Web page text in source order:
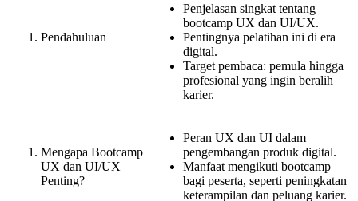
Pendahuluan
Penjelasan singkat tentang
bootcamp UX dan UI/UX.
Pentingnya pelatihan ini di era
digital.
Target pembaca: pemula hingga
profesional yang ingin beralih
karier.
Mengapa Bootcamp
UX dan UI/UX
Penting?
Peran UX dan UI dalam
pengembangan produk digital.
Manfaat mengikuti bootcamp
bagi peserta, seperti peningkatan
keterampilan dan peluang karier.